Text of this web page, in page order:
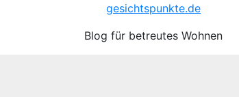
gesichtspunkte.de
Blog für betreutes Wohnen